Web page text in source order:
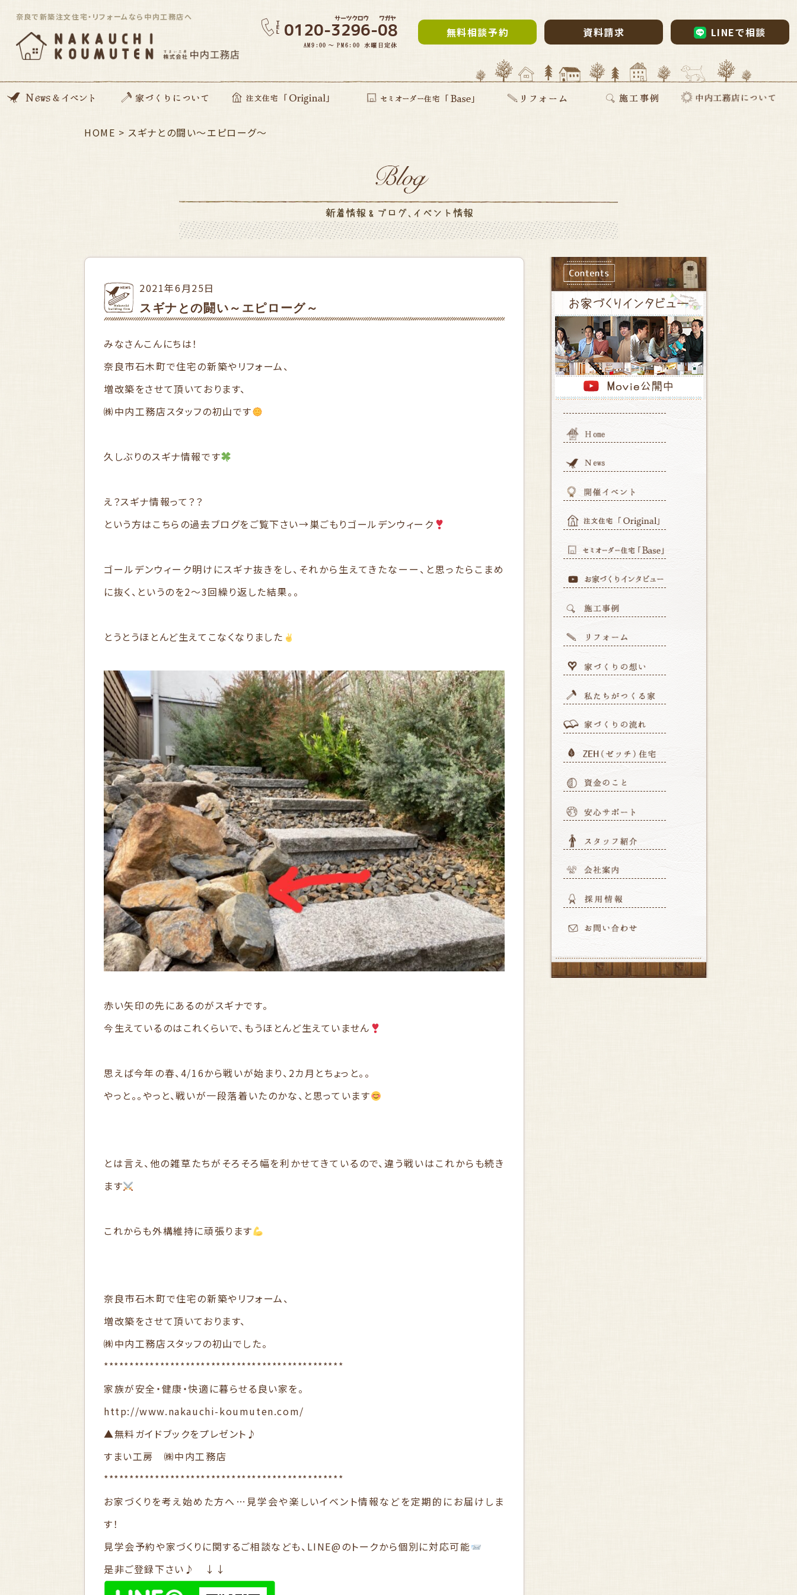
奈良で新築注文住宅・リフォームなら中内工務店へ
無料相談予約 資料請求 LINEで相談
住んでる住まい見学会 家づくりの想い
動画コンテンツ
私たちがつくる家
家づくりの流れ
ZEH住宅
SDGsへの取り組み
資金のこと
安心サポート 注文住宅「Original」
平屋住宅
HOME >スギナとの闘い～エピローグ～
2021年6月25日
スギナとの闘い～エピローグ～
みなさんこんにちは！
奈良市石木町で住宅の新築やリフォーム、
増改築をさせて頂いております、
㈱中内工務店スタッフの初山です
久しぶりのスギナ情報です
え？スギナ情報って？？
という方はこちらの過去ブログをご覧下さい→巣ごもりゴールデンウィーク
ゴールデンウィーク明けにスギナ抜きをし、それから生えてきたなーー、と思ったらこまめ
に抜く、というのを2～3回繰り返した結果。。
とうとうほとんど生えてこなくなりました
赤い矢印の先にあるのがスギナです。
今生えているのはこれくらいで、もうほとんど生えていません
思えば今年の春、4/16から戦いが始まり、2カ月とちょっと。。
やっと。。やっと、戦いが一段落着いたのかな、と思っています
とは言え、他の雑草たちがそろそろ幅を利かせてきているので、違う戦いはこれからも続き
ます
これからも外構維持に頑張ります
奈良市石木町で住宅の新築やリフォーム、
増改築をさせて頂いております、
㈱中内工務店スタッフの初山でした。
***********************************************
家族が安全・健康・快適に暮らせる良い家を。
http://www.nakauchi-koumuten.com/
▲無料ガイドブックをプレゼント♪
すまい工房 ㈱中内工務店
***********************************************
お家づくりを考え始めた方へ…見学会や楽しいイベント情報などを定期的にお届けしま
す！
見学会予約や家づくりに関するご相談なども、LINE@のトークから個別に対応可能
是非ご登録下さい♪ ↓↓